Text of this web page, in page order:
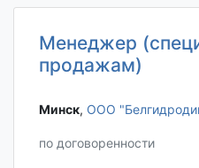
Менеджер
продажам)
Минск‎, ООО
по договоренности